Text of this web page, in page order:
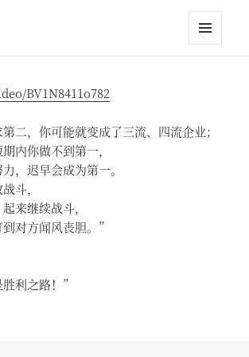
BV1N8411o782
二，你可能就变成了三流、四流企业；
内你做不到第一，
，迟早会成为第一。
斗，
来继续战斗，
对方闻风丧胆。”
利之路！”